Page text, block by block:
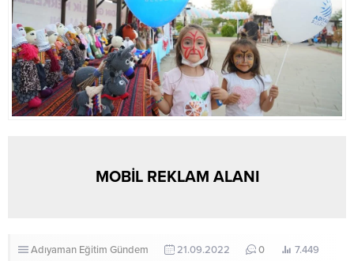
MOBİL REKLAM ALANI
Adıyaman Eğitim Gündem 21.09.2022 0 7.449